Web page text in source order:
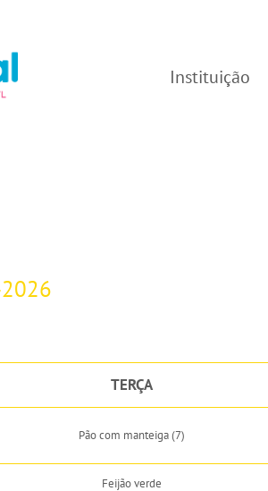
Instituição
TERÇA
Pão com manteiga (7)
Feijão verde